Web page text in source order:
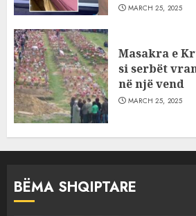
MARCH 25, 2025
Masakra e
si serbët
në një vend
MARCH 25, 2025
BËMA SHQIPTARE